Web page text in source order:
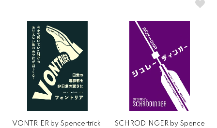
VONTRIER by Spencertrick
SCHRODINGER by Spence